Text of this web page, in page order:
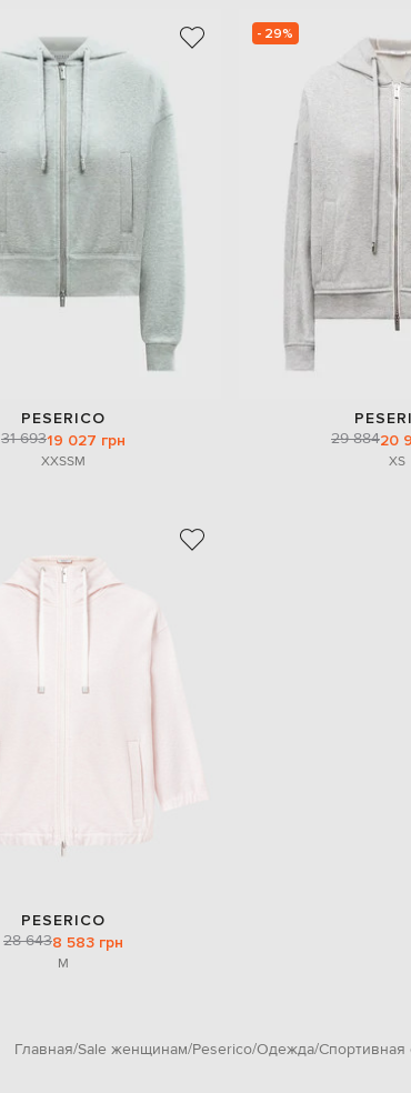
PESERICO
31 69319 027 грн
XXSSM
- 29%
29 88420
XS
PESERICO
28 6438 583 грн
M
Главная Sale женщинам Peserico Одежда Спортивная